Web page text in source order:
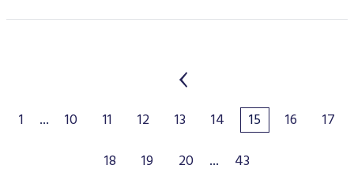
1 ... 10 11 12 13 14 15 16
17
18
19 20 ... 43